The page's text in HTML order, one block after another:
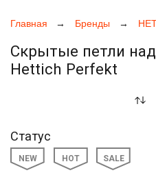
Главная Бренды
Скрытые петли
Hettich Perfekt
Статус
NEW HOT SALE